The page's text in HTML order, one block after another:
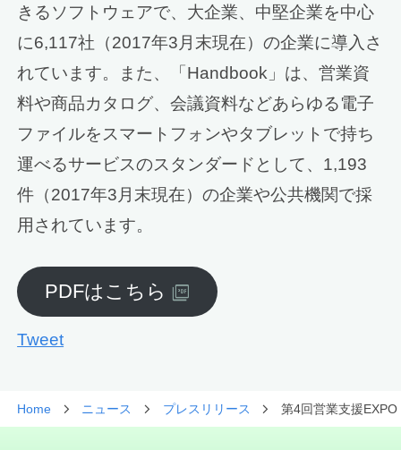
きるソフトウェアで、大企業、中堅企業を中心
に6,117社（2017年3月末現在）の企業に導入さ
れています。また、「Handbook」は、営業資
料や商品カタログ、会議資料などあらゆる電子
ファイルをスマートフォンやタブレットで持ち
運べるサービスのスタンダードとして、1,193
件（2017年3月末現在）の企業や公共機関で採
用されています。
PDFはこちら
Tweet
Home ニュース プレスリリース 第4回営業支援